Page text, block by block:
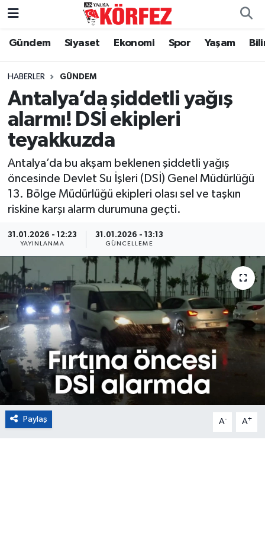
Gündem Siyaset Ekonomi Spor Yaşam
HABERLER GÜNDEM
Antalya’da şiddetli yağış
alarmı! DSİ ekipleri
teyakkuzda
Antalya’da bu akşam beklenen şiddetli yağış
öncesinde Devlet Su İşleri (DSİ) Genel Müdürlüğü
13. Bölge Müdürlüğü ekipleri olası sel ve taşkın
riskine karşı alarm durumuna geçti.
31.01.2026 - 12:23
YAYINLANMA
31.01.2026 - 13:13
GÜNCELLEME
Paylaş A- A+
Gündem
Siyaset
Yerel Yönetim
Ekonomi
Spor
Yaşam
Dünya
Eğitim
Sağlık
Magazin
Turizm
Çevre
Nöbetçi Eczaneler
Hava Durumu
Trafik Durumu
Süper Lig Puan Durumu ve Fikstür
Tüm Manşetler
Son Dakika Haberleri